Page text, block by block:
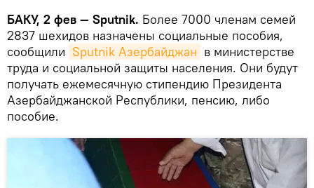
БАКУ, 2 фев — Sputnik. Более 7000 членам семей
2837 шехидов назначены социальные пособия,
сообщили Sputnik Азербайджан в министерстве
труда и социальной защиты населения. Они будут
получать ежемесячную стипендию Президента
Азербайджанской Республики, пенсию, либо
пособие.